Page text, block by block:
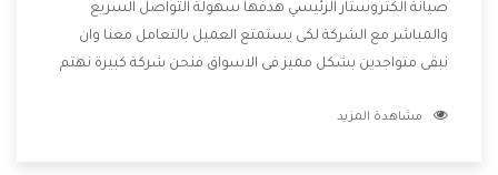
صيانة الكتروستار الرئيسي هدفها سهولة التواصل السريع
والمباشر مع الشركة لكى يستمتع العميل بالتعامل معنا وان
نبقى متواجدين بشكل مميز فى الاسواق فنحن شركة كبيرة نهتم
الشركة بها والتى تكون منها خدمة الصيانة التى تكون من أهم
مشاهدة المزيد